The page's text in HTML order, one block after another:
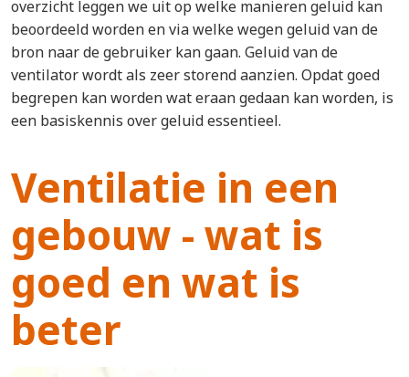
overzicht leggen we uit op welke manieren geluid kan
beoordeeld worden en via welke wegen geluid van de
bron naar de gebruiker kan gaan. Geluid van de
ventilator wordt als zeer storend aanzien. Opdat goed
begrepen kan worden wat eraan gedaan kan worden, is
een basiskennis over geluid essentieel.
Ventilatie in een
gebouw - wat is
goed en wat is
beter